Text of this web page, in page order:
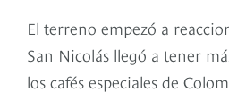
El terreno empezó a
San Nicolás llegó a tener
los cafés especiales de